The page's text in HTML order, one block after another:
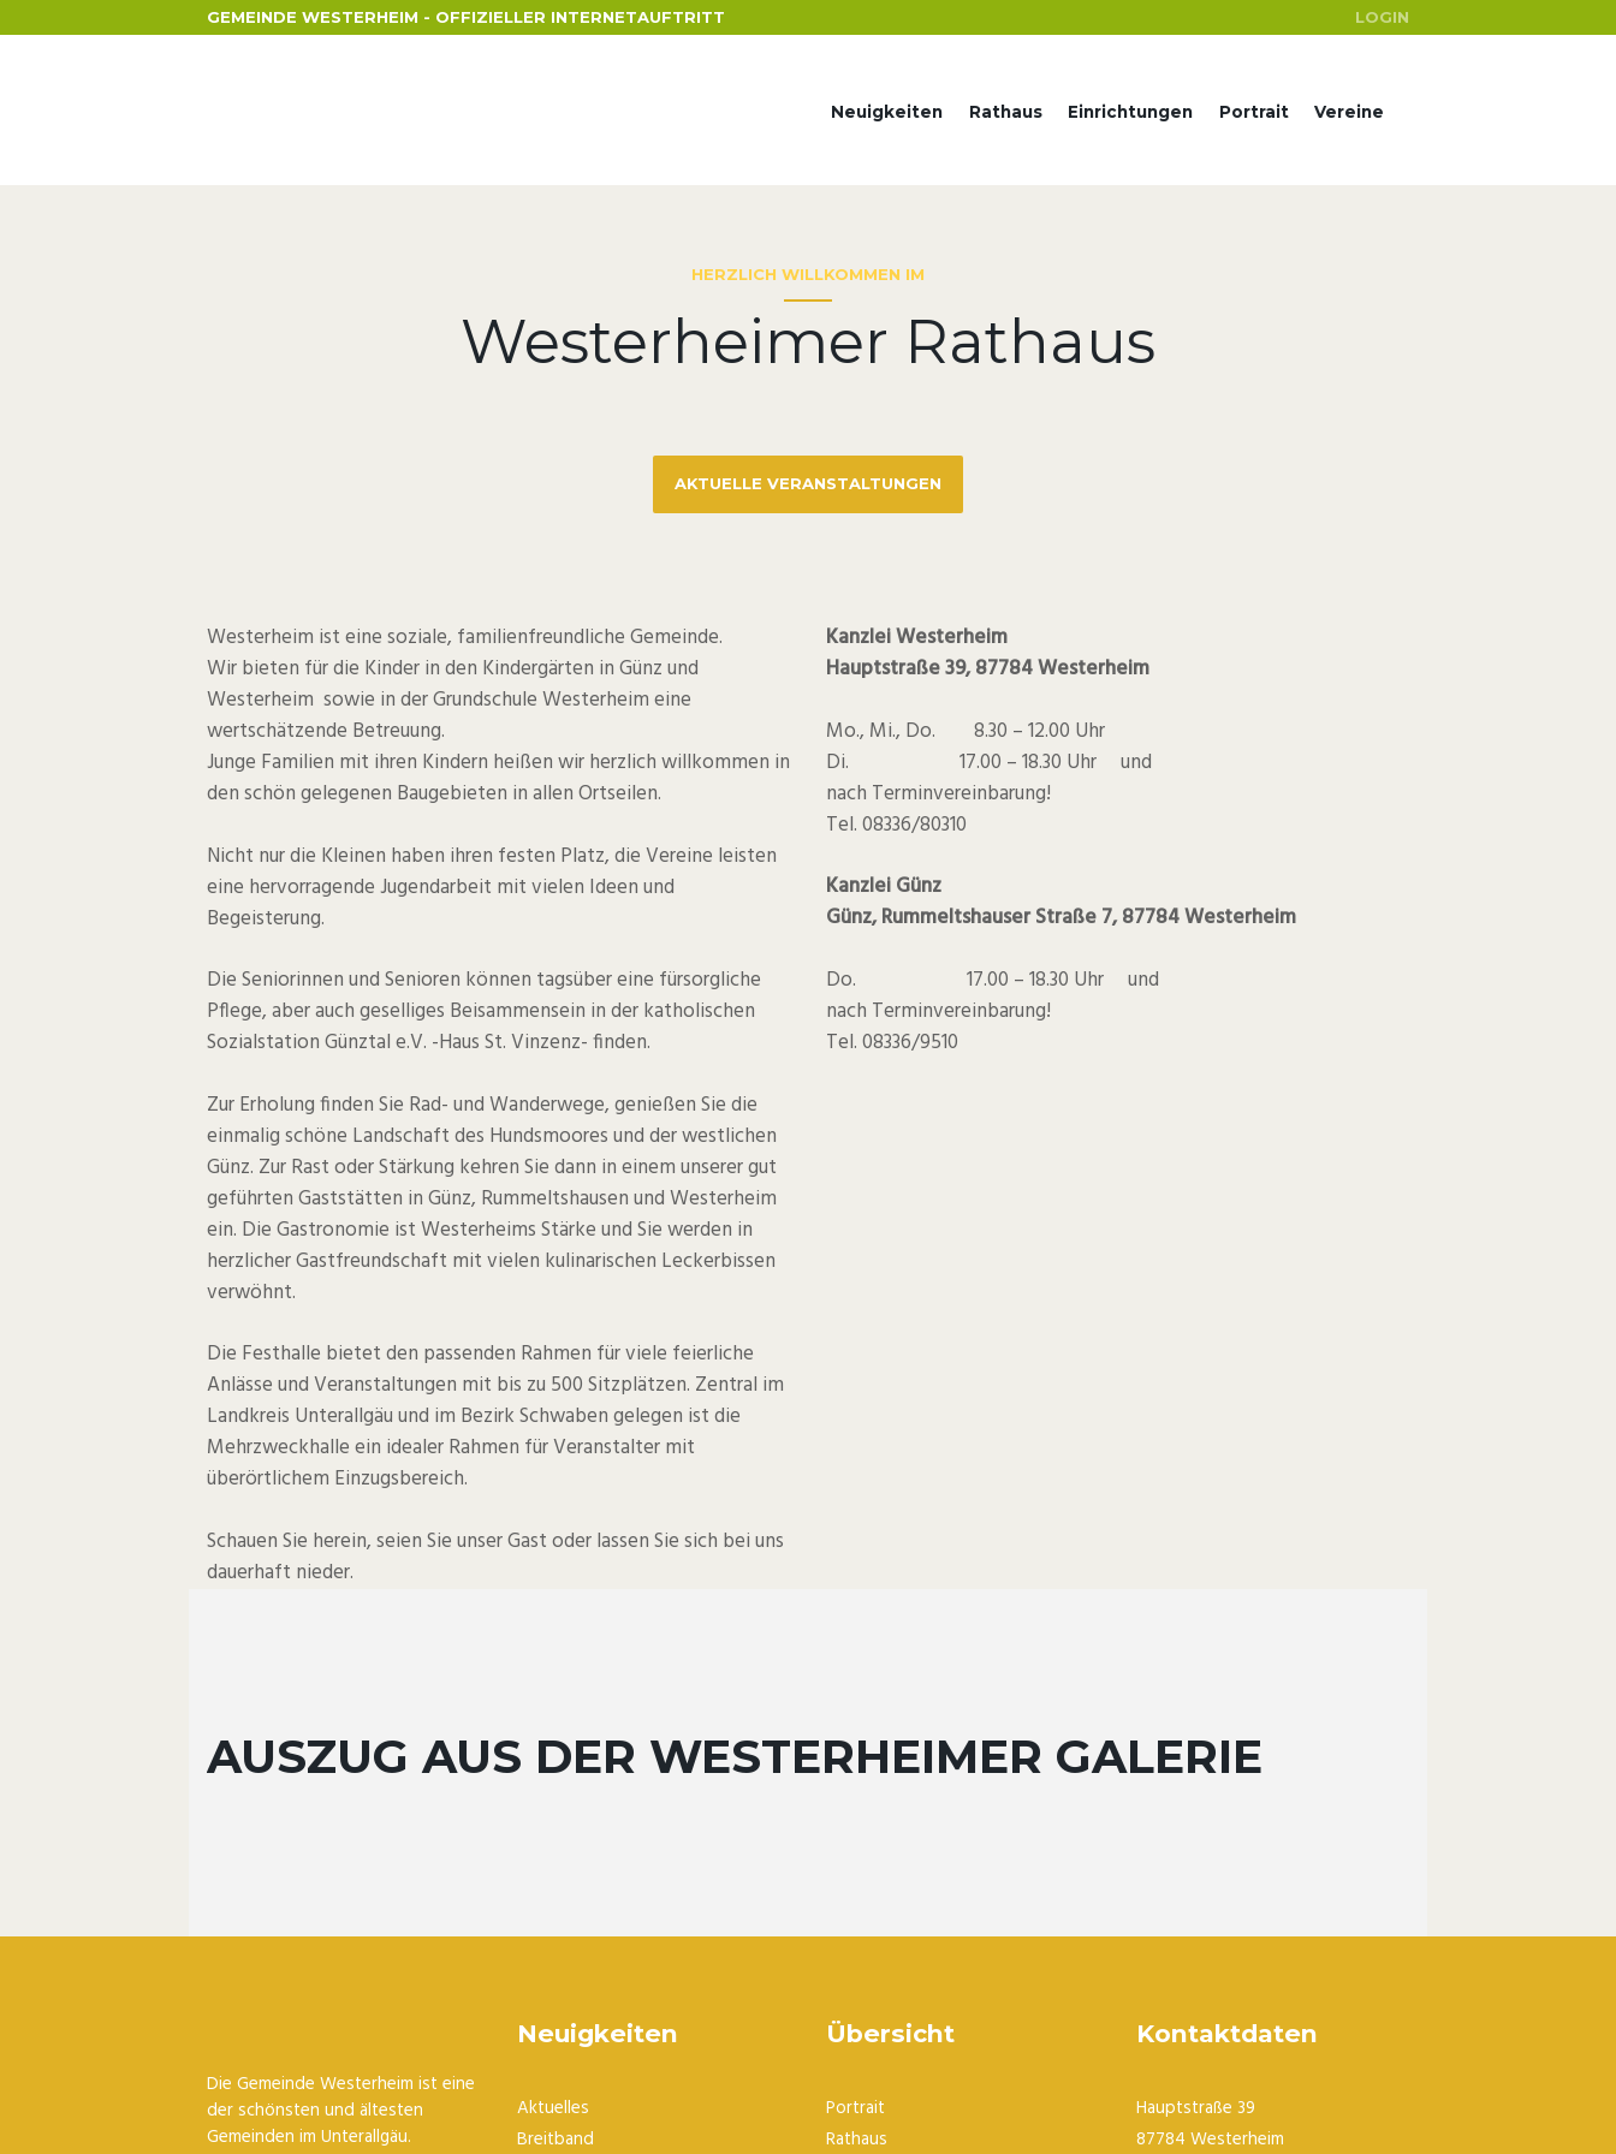
GEMEINDE WESTERHEIM - OFFIZIELLER INTERNETAUFTRITT LOGIN
Neuigkeiten Rathaus Einrichtungen Portrait Vereine
HERZLICH WILLKOMMEN IM
Westerheimer Rathaus
AKTUELLE VERANSTALTUNGEN
Westerheim ist eine soziale, familienfreundliche Gemeinde.
Wir bieten für die Kinder in den Kindergärten in Günz und
Westerheim sowie in der Grundschule Westerheim eine
wertschätzende Betreuung.
Junge Familien mit ihren Kindern heißen wir herzlich willkommen in
den schön gelegenen Baugebieten in allen Ortseilen.
Nicht nur die Kleinen haben ihren festen Platz, die Vereine leisten
eine hervorragende Jugendarbeit mit vielen Ideen und
Begeisterung.
Die Seniorinnen und Senioren können tagsüber eine fürsorgliche
Pflege, aber auch geselliges Beisammensein in der katholischen
Sozialstation Günztal e.V. -Haus St. Vinzenz- finden.
Zur Erholung finden Sie Rad- und Wanderwege, genießen Sie die
einmalig schöne Landschaft des Hundsmoores und der westlichen
Günz. Zur Rast oder Stärkung kehren Sie dann in einem unserer gut
geführten Gaststätten in Günz, Rummeltshausen und Westerheim
ein. Die Gastronomie ist Westerheims Stärke und Sie werden in
herzlicher Gastfreundschaft mit vielen kulinarischen Leckerbissen
verwöhnt.
Die Festhalle bietet den passenden Rahmen für viele feierliche
Anlässe und Veranstaltungen mit bis zu 500 Sitzplätzen. Zentral im
Landkreis Unterallgäu und im Bezirk Schwaben gelegen ist die
Mehrzweckhalle ein idealer Rahmen für Veranstalter mit
überörtlichem Einzugsbereich.
Schauen Sie herein, seien Sie unser Gast oder lassen Sie sich bei uns
dauerhaft nieder.
Kanzlei Westerheim
Hauptstraße 39, 87784 Westerheim
Mo., Mi., Do. 8.30 – 12.00 Uhr
Di. 17.00 – 18.30 Uhr und
nach Terminvereinbarung!
Tel. 08336/80310
Kanzlei Günz
Günz, Rummeltshauser Straße 7, 87784 Westerheim
Do. 17.00 – 18.30 Uhr und
nach Terminvereinbarung!
Tel. 08336/9510
AUSZUG AUS DER WESTERHEIMER GALERIE
Die Gemeinde Westerheim ist eine
der schönsten und ältesten
Gemeinden im Unterallgäu.
Neuigkeiten
Aktuelles
Breitband
Übersicht
Portrait
Rathaus
Kontaktdaten
Hauptstraße 39
87784 Westerheim